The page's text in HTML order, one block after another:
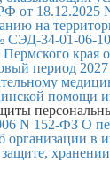
от
на
34-01-06-
период 2027
помощи
N 152-ФЗ О
в